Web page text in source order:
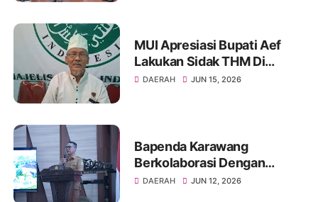
MUI Apresiasi Bupati Aef
Lakukan Sidak THM Di
Karawang.
DAERAH JUN 15, 2026
Bapenda Karawang
Berkolaborasi Dengan
Fakultas Hukum Unsika
DAERAH JUN 12, 2026